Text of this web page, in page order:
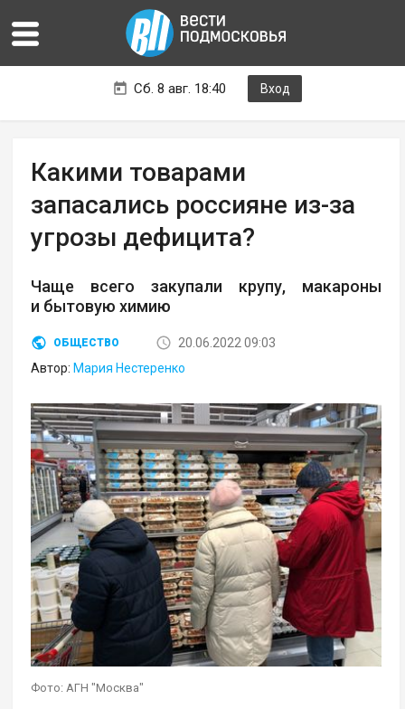
Сб. 8 авг. 18:40 Вход
Какими товарами
запасались россияне из-за
угрозы дефицита?
Чаще всего закупали крупу, макароны
и бытовую химию
ОБЩЕСТВО
20.06.2022 09:03
Автор: Мария Нестеренко
Фото: АГН "Москва"